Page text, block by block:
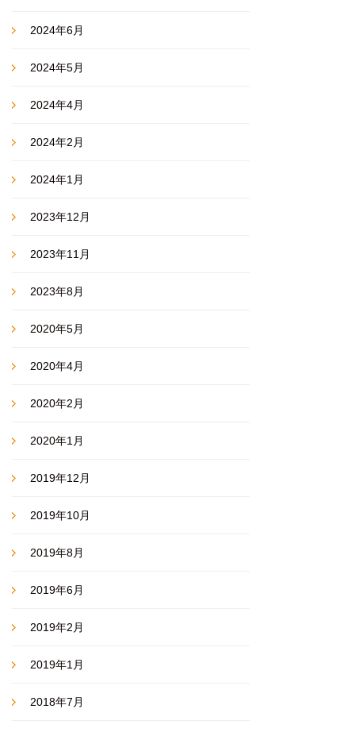
2024年6月
2024年5月
2024年4月
2024年2月
2024年1月
2023年12月
2023年11月
2023年8月
2020年5月
2020年4月
2020年2月
2020年1月
2019年12月
2019年10月
2019年8月
2019年6月
2019年2月
2019年1月
2018年7月